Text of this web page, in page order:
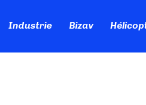
Industrie Bizav